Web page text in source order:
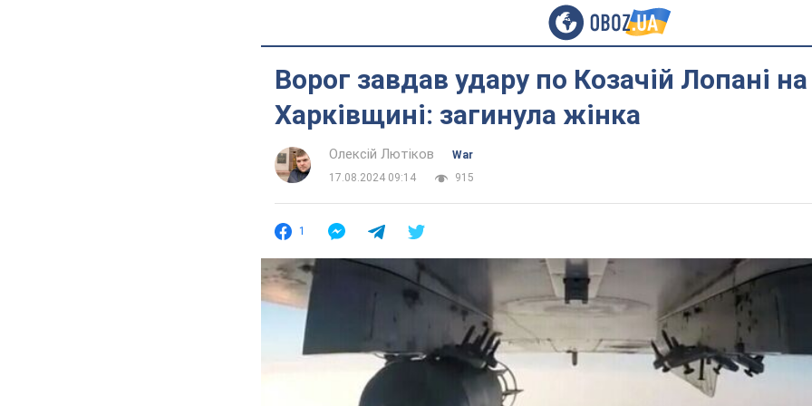
Ворог завдав удару по Козачій Лопані на
Харківщині: загинула жінка
Олексій Лютіков
War
17.08.2024 09:14
915
1